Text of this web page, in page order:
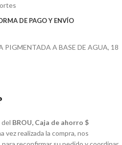
DE PAGO Y ENVÍO
A BASE DE AGUA, 18
BROU, Caja de ahorro $
vez realizada la compra, nos